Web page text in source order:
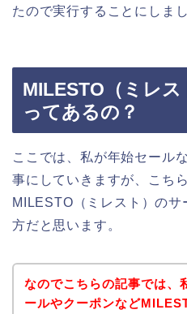
たので実行することにしまし
MILESTO（ミレ
ってあるの？
ここでは、私が年始セール
事にしていきますが、こち
MILESTO（ミレスト）の
方だと思います。
なのでこちらの記事では、
ールやクーポンなど